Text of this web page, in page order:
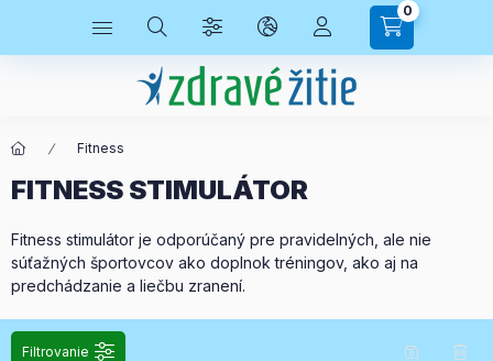
0
Fitness
FITNESS STIMULÁTOR
Fitness stimulátor je odporúčaný pre pravidelných, ale nie
súťažných športovcov ako doplnok tréningov, ako aj na
predchádzanie a liečbu zranení.
Filtrovanie